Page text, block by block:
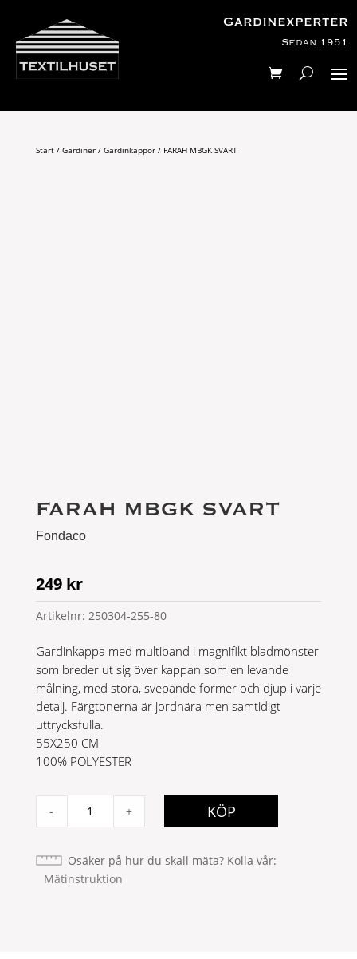
Gardinexperter
Sedan 1951
Start/ Gardiner/ Gardinkappor/ FARAH MBGK SVART
FARAH MBGK SVART
Fondaco
249 kr
Artikelnr: 250304-255-80
Gardinkappa med multiband i magnifikt bladmönster
som breder ut sig över kappan som en levande
målning, med stora, svepande former och djup i varje
detalj. Färgtonerna är jordnära men samtidigt
uttrycksfulla.
55X250 CM
100% POLYESTER
quantity
- + KÖP
Osäker på hur du skall mäta? Kolla vår
Mätinstruktion